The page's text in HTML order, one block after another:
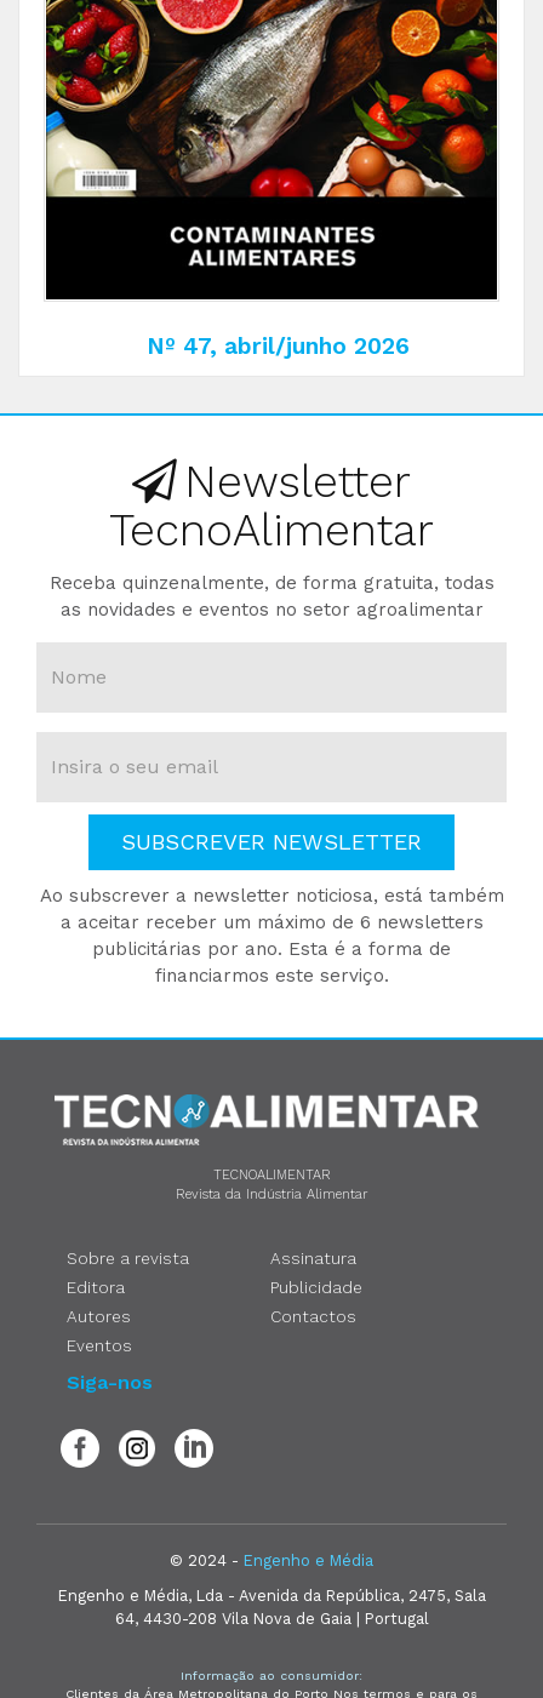
Nº 47, abril/junho 2026
Newsletter
TecnoAlimentar
Receba quinzenalmente, de forma gratuita, todas
as novidades e eventos no setor agroalimentar
SUBSCREVER NEWSLETTER
Ao subscrever a newsletter noticiosa, está também
a aceitar receber um máximo de 6 newsletters
publicitárias por ano. Esta é a forma de
financiarmos este serviço.
TECNOALIMENTAR
Revista da Indústria Alimentar
Sobre a revista
Editora
Autores
Eventos
Assinatura
Publicidade
Contactos
Siga-nos
© 2024 - Engenho e Média
Engenho e Média, Lda - Avenida da República, 2475, Sala
64, 4430-208 Vila Nova de Gaia | Portugal
Informação ao consumidor:
Clientes da Área Metropolitana do Porto Nos termos e para os